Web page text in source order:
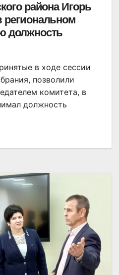
района Игорь
региональном
должность
в ходе сессии
позволили
комитета, в
должность